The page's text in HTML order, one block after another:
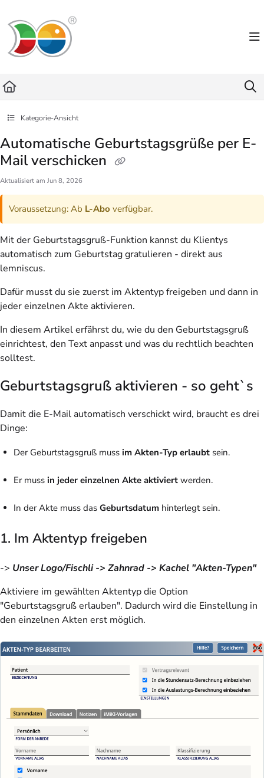
Fetch the complete documentation index at:
Use this file to discover all available pages before exploring further.
Kategorie-Ansicht
Automatische Geburtstagsgrüße per E-
Mail verschicken
Aktualisiert am Jun 8, 2026
Voraussetzung: Ab L-Abo verfügbar.
Mit der Geburtstagsgruß-Funktion kannst du Klientys
automatisch zum Geburtstag gratulieren - direkt aus
lemniscus.
Dafür musst du sie zuerst im Aktentyp freigeben und dann in
jeder einzelnen Akte aktivieren.
In diesem Artikel erfährst du, wie du den Geburtstagsgruß
einrichtest, den Text anpasst und was du rechtlich beachten
solltest.
Geburtstagsgruß aktivieren - so geht`s
Damit die E-Mail automatisch verschickt wird, braucht es drei
Dinge:
Der Geburtstagsgruß muss im Akten-Typ erlaubt sein.
Er muss in jeder einzelnen Akte aktiviertwerden.
In der Akte muss das Geburtsdatumhinterlegt sein.
1. Im Aktentyp freigeben
-> Unser Logo/Fischli -> Zahnrad -> Kachel "Akten-Typen"
Aktiviere im gewählten Aktentyp die Option
"Geburtstagsgruß erlauben". Dadurch wird die Einstellung in
den einzelnen Akten erst möglich.